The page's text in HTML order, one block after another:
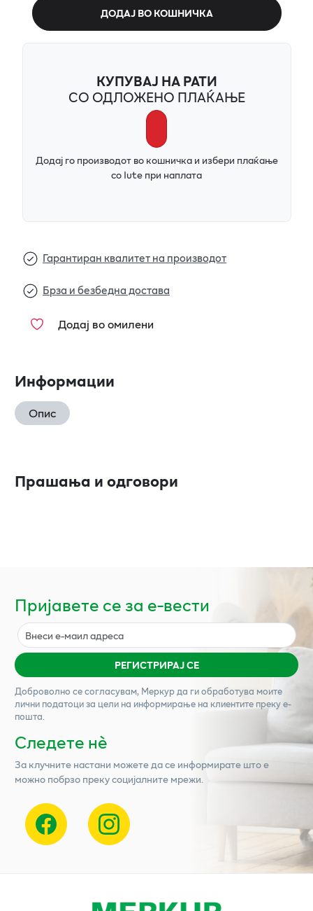
ДОДАЈ ВО КОШНИЧКА
КУПУВАЈ НА РАТИ
СО ОДЛОЖЕНО ПЛАЌАЊЕ
Додај го производот во кошничка и избери плаќање
со Iute при наплата
Гарантиран квалитет на производот
Брза и безбедна достава
Додај во омилени
Информации
Опис
Прашања и одговори
Пријавете се за е-вести
РЕГИСТРИРАЈ СЕ
Доброволно се согласувам, Меркурда ги обработува моите
лични податоци за цели на информирање на клиентите преку е-
пошта.
Следете нѐ
За клучните настани можете да се информирате што е
можно побрзо преку социјалните мрежи.